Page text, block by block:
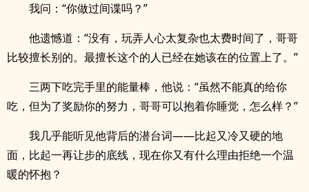
我问：“你做过间谍吗？”
他遗憾道：“没有，玩弄人心太复杂也太费时间了，哥哥
比较擅长别的。最擅长这个的人已经在她该在的位置上了。”
三两下吃完手里的能量棒，他说：“虽然不能真的给你
吃，但为了奖励你的努力，哥哥可以抱着你睡觉，怎么样？”
我几乎能听见他背后的潜台词——比起又冷又硬的地
面，比起一再让步的底线，现在你又有什么理由拒绝一个温
暖的怀抱？